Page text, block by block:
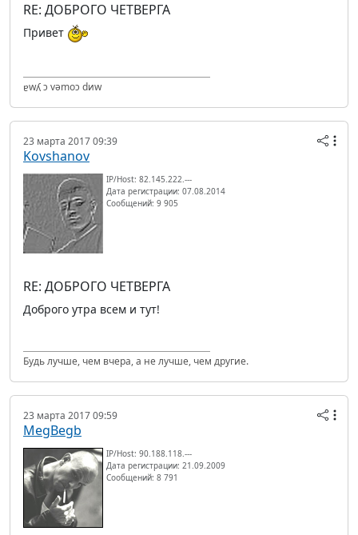
RE: ДОБРОГО ЧЕТВЕРГА
Привет
ɐwʎ ɔ vǝmоɔ dиw
23 марта 2017 09:39
Kovshanov
IP/Host: 82.145.222.---
Дата регистрации: 07.08.2014
Сообщений: 9 905
RE: ДОБРОГО ЧЕТВЕРГА
Доброго утра всем и тут!
Будь лучше, чем вчера, а не лучше, чем другие.
23 марта 2017 09:59
MegBegb
IP/Host: 90.188.118.---
Дата регистрации: 21.09.2009
Сообщений: 8 791